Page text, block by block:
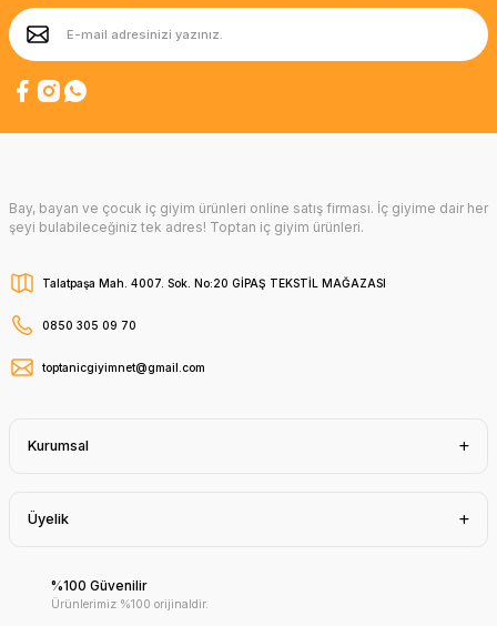
Bay, bayan ve çocuk iç giyim ürünleri online satış firması. İç giyime dair her
şeyi bulabileceğiniz tek adres! Toptan iç giyim ürünleri.
Talatpaşa Mah. 4007. Sok. No:20 GİPAŞ TEKSTİL MAĞAZASI
0850 305 09 70
toptanicgiyimnet@gmail.com
Kurumsal
Üyelik
%100 Güvenilir
Ürünlerimiz %100 orijinaldir.